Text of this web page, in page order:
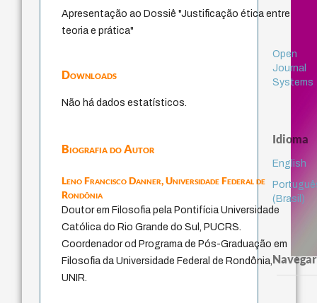
Apresentação ao Dossiê "Justificação ética entre
teoria e prática"
Downloads
Não há dados estatísticos.
Biografia do Autor
Leno Francisco Danner,Universidade Federal de
Rondônia
Doutor em Filosofia pela Pontifícia Universidade
Católica do Rio Grande do Sul, PUCRS.
Coordenador od Programa de Pós-Graduação em
Filosofia da Universidade Federal de Rondônia,
UNIR.
Open
Journal
Systems
Idioma
English
(Brasil)
Navegar